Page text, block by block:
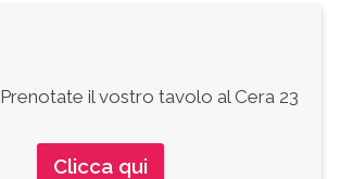
Prenotate il vostro tavolo al Cera 23
Clicca qui